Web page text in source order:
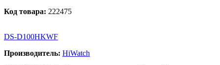
Код товара: 222475
DS-D100HKWF
Производитель: HiWatch